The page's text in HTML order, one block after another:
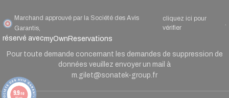
Marchand approuvé par la Société des Avis
Garantis,
cliquez ici pour
vérifier
.
réservé avecmyOwnReservations
Pour toute demande concernant les demandes de suppression de
données veuillez envoyer un mail à
m.gilet@sonatek-group.fr
9.9/10